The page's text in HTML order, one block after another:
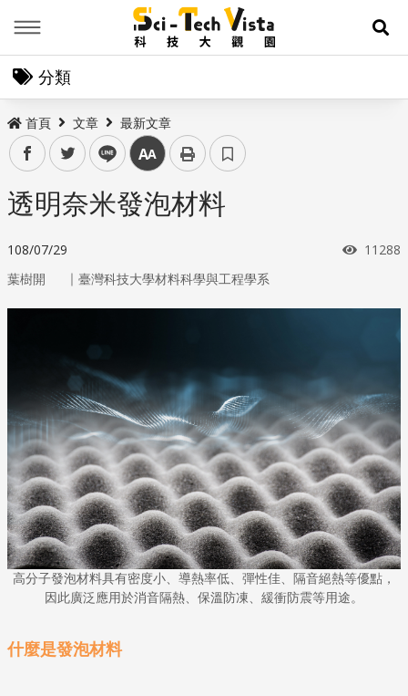
展
分類
首頁 文章 最新文章
facebooktwitter line 中
透明奈米發泡材料
108/07/29 瀏覽次
11288
葉樹開 ｜ 臺灣科技大學材料科學與工程學系
高分子發泡材料具有密度小、導熱率低、彈性佳、隔音絕熱等優點，
因此廣泛應用於消音隔熱、保溫防凍、緩衝防震等用途。
什麼是發泡材料